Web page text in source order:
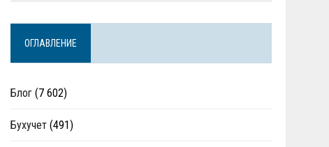
ОГЛАВЛЕНИЕ
Блог (7 602)
Бухучет (491)